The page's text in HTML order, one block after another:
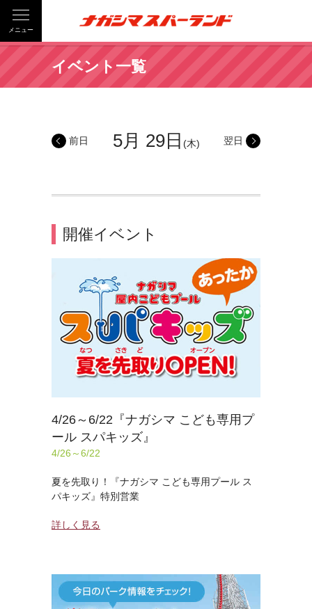
メニュー
イベント一覧
5月 29日 (木)
前日 翌日
開催イベント
4/26～6/22『ナガシマ こども専用プ
ール スパキッズ』
4/26～6/22
夏を先取り！『ナガシマ こども専用プール ス
パキッズ』特別営業
詳しく見る